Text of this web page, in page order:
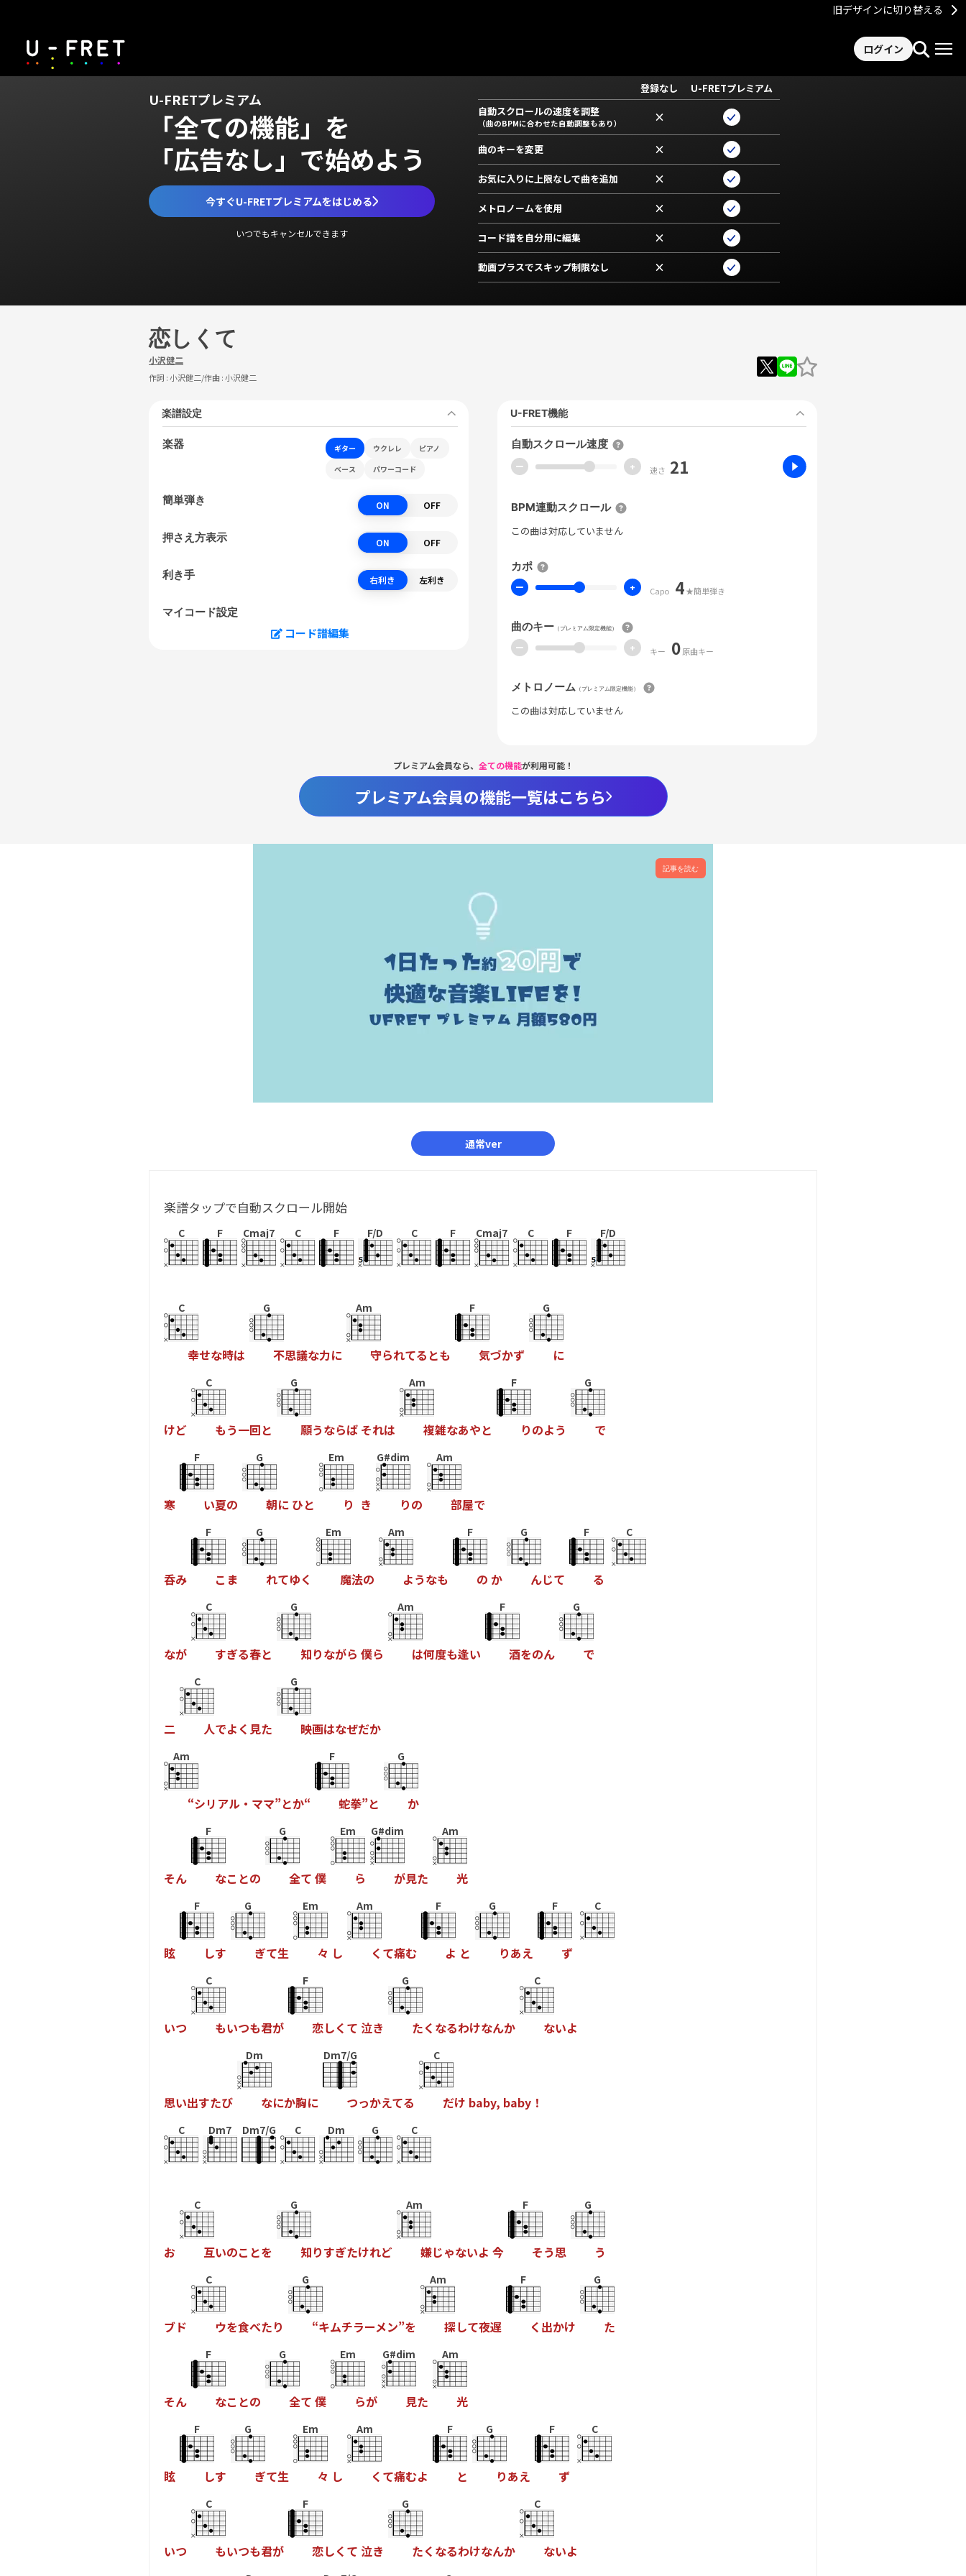
旧デザインに切り替える
ログイン
U-FRETプレミアム
「全ての機能」を
「広告なし」で始めよう
今すぐU-FRETプレミアムをはじめる
いつでもキャンセルできます
登録なし
U-FRETプレミアム
自動スクロールの速度を調整
（曲のBPMに合わせた自動調整もあり） ×
曲のキーを変更 ×
お気に入りに上限なしで曲を追加 ×
メトロノームを使用 ×
コード譜を自分用に編集 ×
動画プラスでスキップ制限なし ×
恋しくて
小沢健二
作詞 :小沢健二/作曲 :小沢健二
楽譜設定
楽器 ギター ウクレレ
ピアノ
ベース
パワーコード
簡単弾き ON OFF
押さえ方表示 ON OFF
利き手 右利き 左利き
マイコード設定
コード譜編集
U-FRET機能
自動スクロール速度
ー + 速さ 21
BPM連動スクロール
この曲は対応していません
カポ
ー + Capo 4★簡単弾き
曲のキー （プレミアム限定機能）
ー + キー 0原曲キー
メトロノーム （プレミアム限定機能）
この曲は対応していません
プレミアム会員なら、 全ての機能が利用可能！
プレミアム会員の機能一覧はこちら
記事を読む
通常ver
楽譜タップで自動スクロール開始
C F Cmaj7 C F F/D C F Cmaj7 C F F/D
C
幸せな時は
G
不思議な力に
Am
守られてる とも
F
気づかず
G
に
けど
C
もう一回と
G
願うならば それは
Am
複雑なあやと
F
りのよう
G
で
寒
F
い夏の
G
朝に ひと
Em
り き
G#dim
りの
Am
部屋で
呑み
F
こ ま
G
れてゆく
Em
魔法の
Am
ようなも
F
の か
G
んじて
F
る
C
なが
C
すぎる春と
G
知りながら 僕ら
Am
は何度も逢い
F
酒をのん
G
で
二
C
人でよ く 見た
G
映画はなぜだか
Am
“シリ アル ・ ママ”とか“
F
蛇拳”と
G
か
そん
F
なこ との
G
全て 僕
Em
ら
G#dim
が見た
Am
光
眩
F
しす
G
ぎて生
Em
々 し
Am
く て痛む
F
よ と
G
りあえ
F
ず
C
いつ
C
もいつも君が
F
恋しく て 泣き
G
たく なるわけなんか
C
ないよ
思い出すたび
Dm
なにか胸に
Dm7/G
つっかえてる
C
だけ baby, baby ！
C Dm7 Dm7/G C Dm G C
お
C
互いのこ とを
G
知りすぎたけれど
Am
嫌じゃないよ 今
F
そう思
G
う
ブド
C
ウを食べたり
G
“キムチラーメン”を
Am
探して夜遅
F
く 出かけ
G
た
そん
F
なこ との
G
全て 僕
Em
らが
G#dim
見た
Am
光
眩
F
しす
G
ぎて生
Em
々 し
Am
く て痛むよ
F
と
G
りあえ
F
ず
C
いつ
C
もいつも君が
F
恋しく て 泣き
G
たく なるわけなんか
C
ないよ